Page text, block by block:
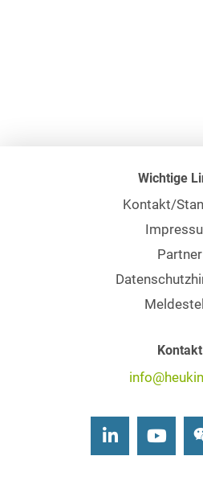
Wichtige
Kontakt/
Partner
Kontakt
LinkedIn